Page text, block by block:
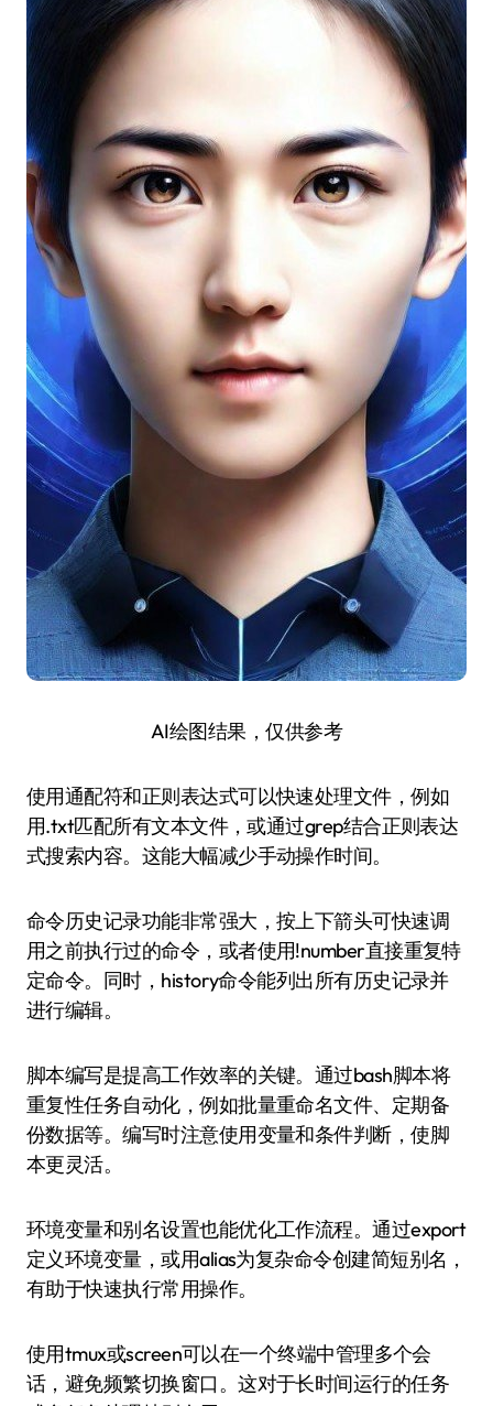
AI绘图结果，仅供参考
使用通配符和正则表达式可以快速处理文件，例如
用.txt匹配所有文本文件，或通过grep结合正则表达
式搜索内容。这能大幅减少手动操作时间。
命令历史记录功能非常强大，按上下箭头可快速调
用之前执行过的命令，或者使用!number直接重复特
定命令。同时，history命令能列出所有历史记录并
进行编辑。
脚本编写是提高工作效率的关键。通过bash脚本将
重复性任务自动化，例如批量重命名文件、定期备
份数据等。编写时注意使用变量和条件判断，使脚
本更灵活。
环境变量和别名设置也能优化工作流程。通过export
定义环境变量，或用alias为复杂命令创建简短别名，
有助于快速执行常用操作。
使用tmux或screen可以在一个终端中管理多个会
话，避免频繁切换窗口。这对于长时间运行的任务